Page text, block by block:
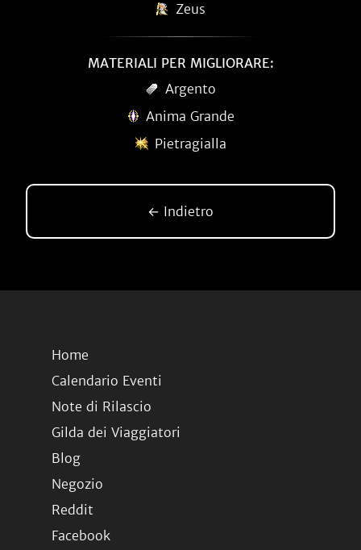
Zeus
MATERIALI PER MIGLIORARE:
Argento
Anima Grande
Pietragialla
← Indietro
Home
Calendario Eventi
Note di Rilascio
Gilda dei Viaggiatori
Blog
Negozio
Reddit
Facebook